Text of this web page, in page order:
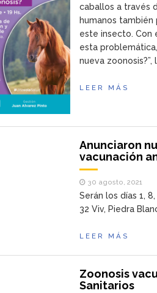
caballos a través
humanos
este insecto. Con
esta
nueva zoonosis?”,
LEER MÁS
Anunciaron
vacunación
30 agosto, 2021
Serán los días 1,
32 Viv, Piedra
LEER MÁS
Zoonosis
Sanitarios